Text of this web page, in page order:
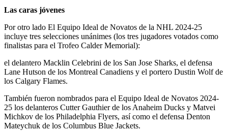
Las caras jóvenes
Por otro lado El Equipo Ideal de Novatos de la NHL 2024-25
incluye tres selecciones unánimes (los tres jugadores votados como
finalistas para el Trofeo Calder Memorial):
el delantero Macklin Celebrini de los San Jose Sharks, el defensa
Lane Hutson de los Montreal Canadiens y el portero Dustin Wolf de
los Calgary Flames.
También fueron nombrados para el Equipo Ideal de Novatos 2024-
25 los delanteros Cutter Gauthier de los Anaheim Ducks y Matvei
Michkov de los Philadelphia Flyers, así como el defensa Denton
Mateychuk de los Columbus Blue Jackets.